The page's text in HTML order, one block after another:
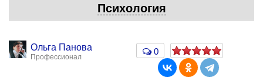
Психология
Ольга Панова
Профессионал
0